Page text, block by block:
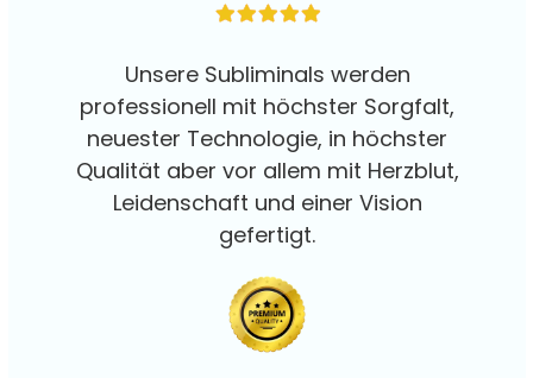
Unsere Subliminals werden
professionell mit höchster Sorgfalt,
neuester Technologie, in höchster
Qualität aber vor allem mit Herzblut,
Leidenschaft und einer Vision
gefertigt.